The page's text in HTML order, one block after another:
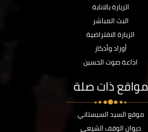
الزيارة بالانابة
البث المباشر
الزيارة الافتراضية
أوراد وأذكار
اذاعة صوت الحسين
مواقع ذات صلة
موقع السيد السيستاني
ديوان الوقف الشيعي